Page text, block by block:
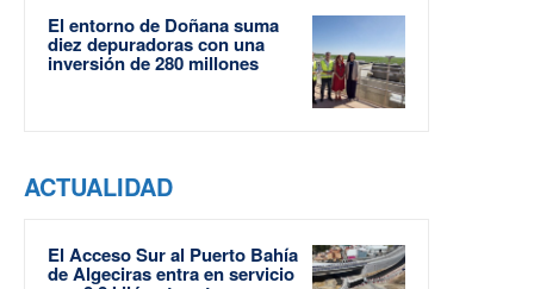
El entorno de Doñana suma
diez depuradoras con una
inversión de 280 millones
ACTUALIDAD
El Acceso Sur al Puerto Bahía
de Algeciras entra en servicio